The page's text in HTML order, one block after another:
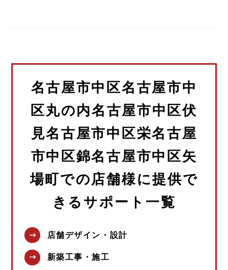
名古屋市中区名古屋市中
区丸の内名古屋市中区伏
見名古屋市中区栄名古屋
市中区錦名古屋市中区矢
場町での店舗様に提供で
きるサポート一覧
店舗デザイン・設計
新築工事・施工